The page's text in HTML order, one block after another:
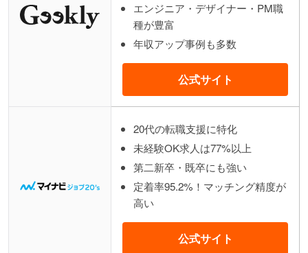
エンジニア・デザイナー・PM職
種が豊富
年収アップ事例も多数
公式サイト
20代の転職支援に特化
未経験OK求人は77%以上
第二新卒・既卒にも強い
定着率95.2%！マッチング精度が
高い
公式サイト